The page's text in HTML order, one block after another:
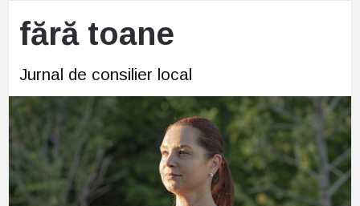
fără toane
Jurnal de consilier local